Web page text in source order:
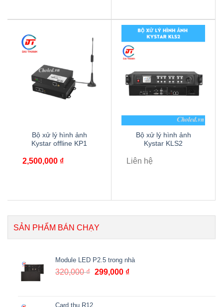
Bộ xử lý hình ảnh
Kystar offline KP1
2,500,000 ₫
Bộ xử lý hình ảnh
Kystar KLS2
Liên hệ
SẢN PHẨM BÁN CHẠY
Module LED P2.5 trong nhà
320,000₫ 299,000 ₫
Card thu R12